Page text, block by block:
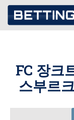
FC 장크
스부르